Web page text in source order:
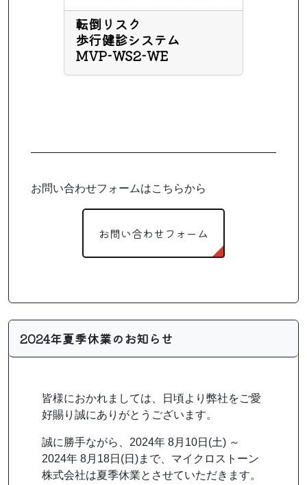
転倒リスク
歩行健診システム
MVP-WS2-WE
お問い合わせフォームはこちらから
お問い合わせフォーム
2024年夏季休業のお知らせ
皆様におかれましては、日頃より弊社をご愛
好賜り誠にありがとうございます。
誠に勝手ながら、2024年 8月10日(土) ～
2024年 8月18日(日)まで、マイクロストーン
株式会社は夏季休業とさせていただきます。